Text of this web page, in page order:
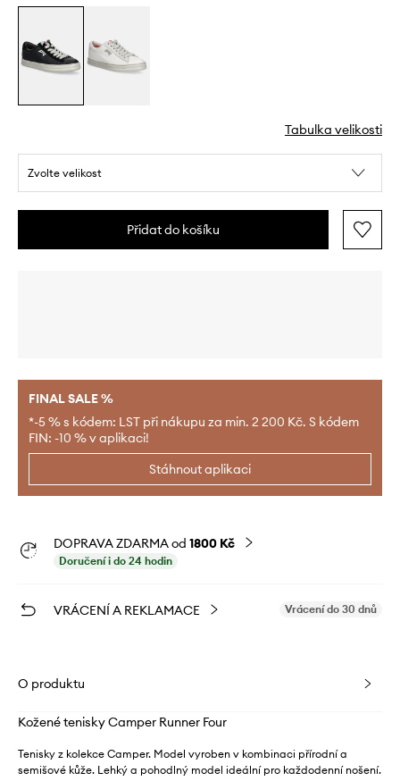
Tabulka velikosti
Zvolte velikost
Přidat do košíku
FINAL SALE %
*-5 % s kódem: LST při nákupu za min. 2 200 Kč. S kódem
FIN: -10 % v aplikaci!
Stáhnout aplikaci
DOPRAVA ZDARMA od 1800 Kč
Doručení i do 24 hodin
VRÁCENÍ A REKLAMACE Vrácení do 30 dnů
O produktu
Kožené tenisky Camper Runner Four
Tenisky z kolekce Camper. Model vyroben v kombinaci přírodní a
semišové kůže. Lehký a pohodlný model ideální pro každodenní nošení.